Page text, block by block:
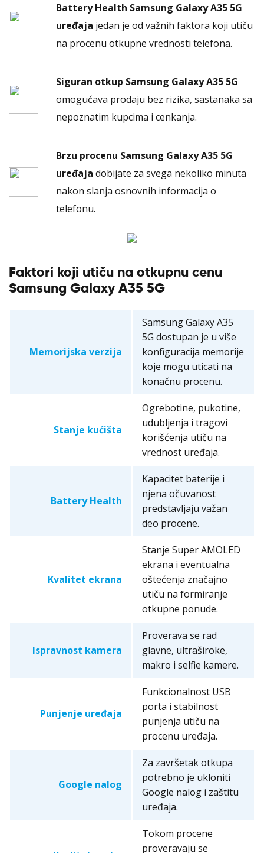
Battery Health Samsung Galaxy A35 5G
uređaja jedan je od važnih faktora koji utiču
na procenu otkupne vrednosti telefona.
Siguran otkup Samsung Galaxy A35 5G
omogućava prodaju bez rizika, sastanaka sa
nepoznatim kupcima i cenkanja.
Brzu procenu Samsung Galaxy A35 5G
uređaja dobijate za svega nekoliko minuta
nakon slanja osnovnih informacija o
telefonu.
Faktori koji utiču na otkupnu cenu
Samsung Galaxy A35 5G
Memorijska verzija
Samsung Galaxy A35
5G dostupan je u više
konfiguracija memorije
koje mogu uticati na
konačnu procenu.
Stanje kućišta
Ogrebotine, pukotine,
udubljenja i tragovi
korišćenja utiču na
vrednost uređaja.
Battery Health
Kapacitet baterije i
njena očuvanost
predstavljaju važan
deo procene.
Kvalitet ekrana
Stanje Super AMOLED
ekrana i eventualna
oštećenja značajno
utiču na formiranje
otkupne ponude.
Ispravnost kamera
Proverava se rad
glavne, ultraširoke,
makro i selfie kamere.
Punjenje uređaja
Funkcionalnost USB
porta i stabilnost
punjenja utiču na
procenu uređaja.
Google nalog
Za završetak otkupa
potrebno je ukloniti
Google nalog i zaštitu
uređaja.
Tokom procene
proveravaju se